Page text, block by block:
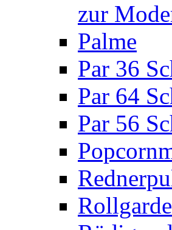
zur
Palme
Par 36
Par 64
Par 56